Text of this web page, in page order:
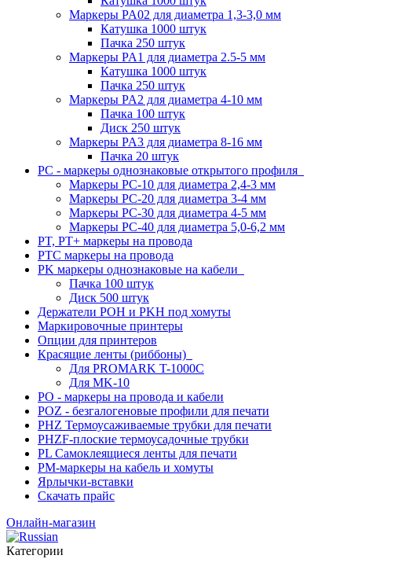
Маркеры PA02 для диаметра 1,3-3,0 мм
Катушка 1000 штук
Пачка 250 штук
Маркеры PA1 для диаметра 2.5-5 мм
Катушка 1000 штук
Пачка 250 штук
Маркеры PA2 для диаметра 4-10 мм
Пачка 100 штук
Диск 250 штук
Маркеры PA3 для диаметра 8-16 мм
Пачка 20 штук
PC - маркеры однознаковые открытого профиля
Маркеры PC-10 для диаметра 2,4-3 мм
Маркеры PC-20 для диаметра 3-4 мм
Маркеры PC-30 для диаметра 4-5 мм
Маркеры PC-40 для диаметра 5,0-6,2 мм
PT, PT+ маркеры на провода
PTC маркеры на провода
PK маркеры однознаковые на кабели
Пачка 100 штук
Диск 500 штук
Держатели POH и PKH под хомуты
Маркировочные принтеры
Опции для принтеров
Красящие ленты (риббоны)
Для PROMARK T-1000C
Для MK-10
PO - маркеры на провода и кабели
POZ - безгалогеновые профили для печати
PHZ Термоусаживаемые трубки для печати
PHZF-плоские термоусадочные трубки
PL Самоклеящиеся ленты для печати
PM-маркеры на кабель и хомуты
Ярлычки-вставки
Скачать прайс
Онлайн-магазин
Категории